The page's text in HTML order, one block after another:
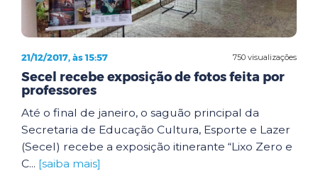
750 visualizações
21/12/2017, às 15:57
Secel recebe exposição de fotos feita por
professores
Até o final de janeiro, o saguão principal da
Secretaria de Educação Cultura, Esporte e Lazer
(Secel) recebe a exposição itinerante “Lixo Zero e
C... [saiba mais]